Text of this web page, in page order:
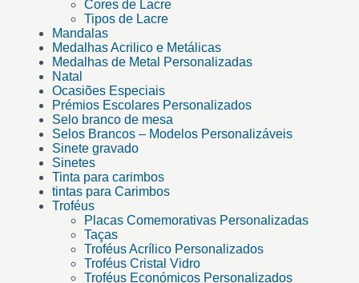
Cores de Lacre
Tipos de Lacre
Mandalas
Medalhas Acrilico e Metálicas
Medalhas de Metal Personalizadas
Natal
Ocasiões Especiais
Prémios Escolares Personalizados
Selo branco de mesa
Selos Brancos – Modelos Personalizáveis
Sinete gravado
Sinetes
Tinta para carimbos
tintas para Carimbos
Troféus
Placas Comemorativas Personalizadas
Taças
Troféus Acrílico Personalizados
Troféus Cristal Vidro
Troféus Económicos Personalizados